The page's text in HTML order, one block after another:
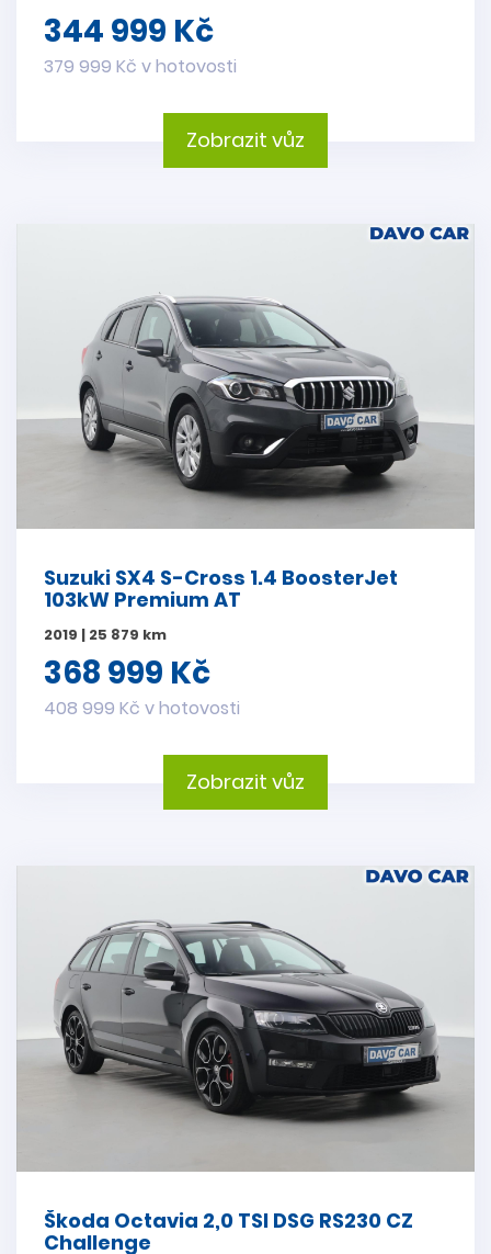
344 999 Kč
379 999 Kč v hotovosti
Zobrazit vůz
Suzuki SX4 S-Cross 1.4 BoosterJet
103kW Premium AT
2019 | 25 879 km
368 999 Kč
408 999 Kč v hotovosti
Zobrazit vůz
Škoda Octavia 2,0 TSI DSG RS230 CZ
Challenge